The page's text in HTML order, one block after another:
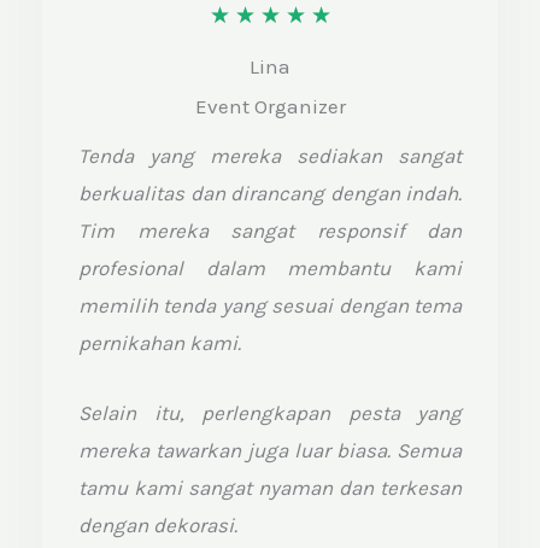
★ ★ ★ ★ ★R
t
d
5
o
u
5
Lina
Event Organizer
Tenda yang mereka sediakan sangat
berkualitas dan dirancang dengan indah.
Tim mereka sangat responsif dan
profesional dalam membantu kami
memilih tenda yang sesuai dengan tema
pernikahan kami.
Selain itu, perlengkapan pesta yang
mereka tawarkan juga luar biasa. Semua
tamu kami sangat nyaman dan terkesan
dengan dekorasi.